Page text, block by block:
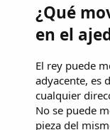
¿Qué
en el
El rey puede
adyacente, es
cualquier
No se puede
pieza del